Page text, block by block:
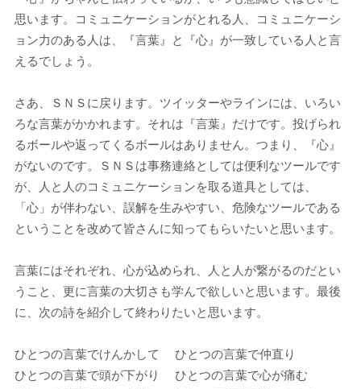
思います。コミュニケーションがとれる人、コミュニケーシ
ョン力のある人は、『言葉』と『心』が一致している人と言
えるでしょう。
さあ、ＳＮＳに戻ります。ツイッターやラインには、いろい
ろな言葉がかかれます。それは『言葉』だけです。投げられ
るボールや返ってくるボールはありません。つまり、『心』
がないのです。ＳＮＳは事務連絡としては便利なツールです
が、人と人のコミュニケーションを取る道具としては、
「心」が伴わない、誤解を生みやすい、危険なツールである
ということを改めて皆さんに知ってもらいたいと思います。
言葉にはそれぞれ、心が込められ、人と人が繋がるのだとい
うこと、更に言葉の大切さも学んで欲しいと思います。最後
に、次の詩を紹介して終わりたいと思います。
ひとつの言葉でけんかして ひとつの言葉で仲直り
ひとつの言葉で頭が下がり ひとつの言葉で心が痛む